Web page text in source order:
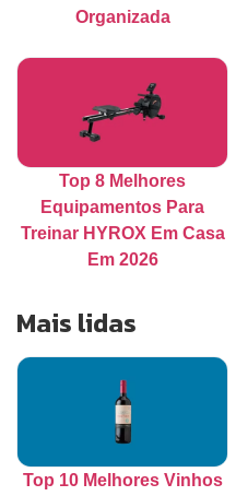
Organizada
Top 8 Melhores
Equipamentos Para
Treinar HYROX Em Casa
Em 2026
Mais lidas
Top 10 Melhores Vinhos